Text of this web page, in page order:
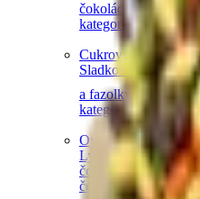
čokoláda Mléčná
kategorie
Cukrovinky a želé
Sladkosti bez cukru
a fazolkyLékořice a
kategorie
Ovoce v čokoládě
Lyofilizované ovoce
čokoláděOvoce v
čokoládě a jogurtu